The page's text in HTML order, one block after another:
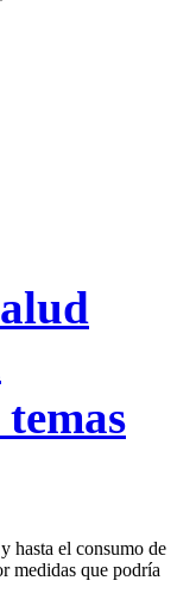
hasta el consumo de
medidas que podría